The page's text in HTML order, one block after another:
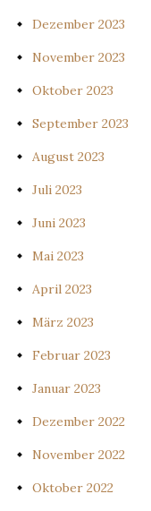
Dezember 2023
November 2023
Oktober 2023
September 2023
August 2023
Juli 2023
Juni 2023
Mai 2023
April 2023
März 2023
Februar 2023
Januar 2023
Dezember 2022
November 2022
Oktober 2022